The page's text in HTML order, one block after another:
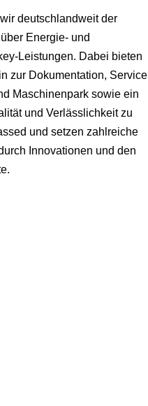
deutschlandweit der
Energie- und
Leistungen. Dabei bieten
zur Dokumentation, Service
Maschinenpark sowie ein
und Verlässlichkeit zu
und setzen zahlreiche
Innovationen und den